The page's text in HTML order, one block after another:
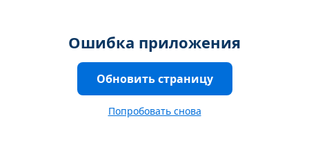
Ошибка приложения
Обновить страницу
Попробовать снова